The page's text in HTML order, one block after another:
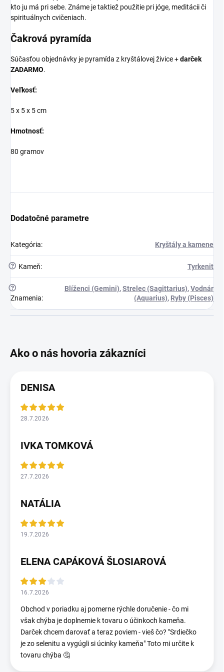
kto ju má pri sebe. Známe je taktiež použitie pri jóge, meditácii či
spirituálnych cvičeniach.
Čakrová pyramída
Súčasťou objednávky je pyramída z kryštálovej živice +darček
ZADARMO.
Veľkosť:
5 x 5 x 5 cm
Hmotnosť:
80 gramov
Dodatočné parametre
Kategória: Kryštály a kamene
? Kameň: Tyrkenit
?
Znamenia:
Blíženci (Gemini),Strelec (Sagittarius),Vodnár
(Aquarius), Ryby (Pisces)
DENISA
28.7.2026
IVKA TOMKOVÁ
27.7.2026
NATÁLIA
19.7.2026
ELENA CAPÁKOVÁ ŠLOSIAROVÁ
16.7.2026
Obchod v poriadku aj pomerne rýchle doručenie - čo mi
však chýba je doplnemie k tovaru o účinkoch kameňa.
Darček chcem darovať a teraz poviem - vieš čo? "Srdiečko
je zo selenitu a vygúgli si úcinky kameňa" Toto mi určite k
tovaru chýba 🤔